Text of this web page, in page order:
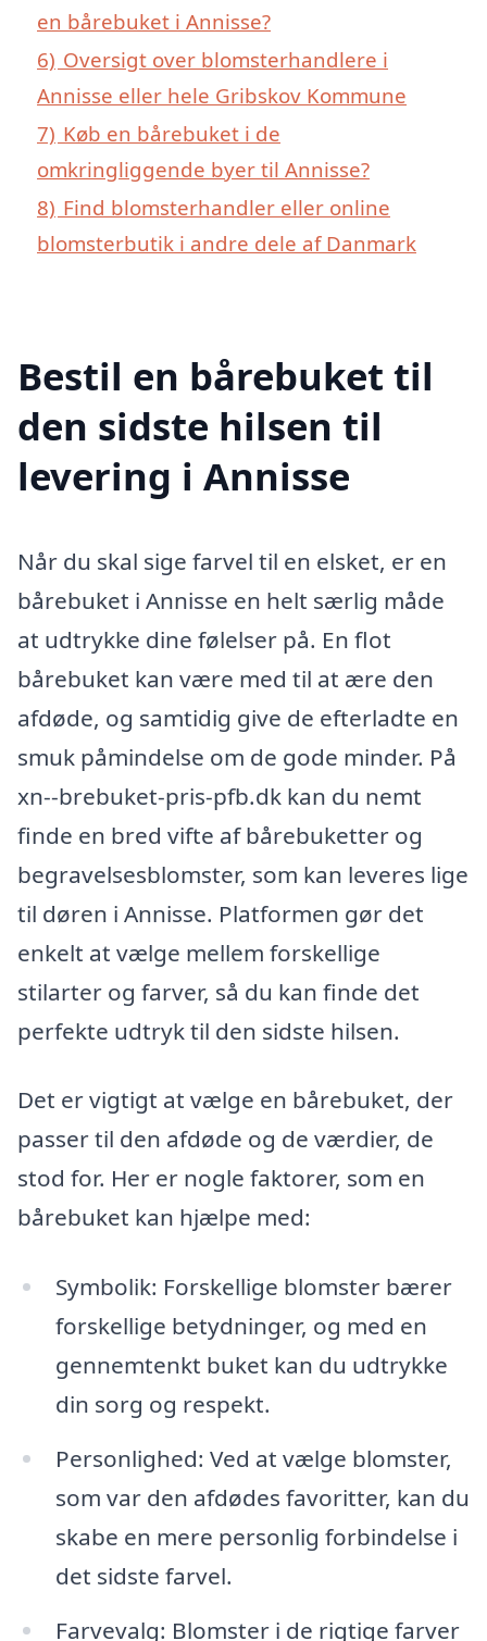
en bårebuket i Annisse?
6) Oversigt over blomsterhandlere i
Annisse eller hele Gribskov Kommune
7) Køb en bårebuket i de
omkringliggende byer til Annisse?
8) Find blomsterhandler eller online
blomsterbutik i andre dele af Danmark
Bestil en bårebuket til
den sidste hilsen til
levering i Annisse
Når du skal sige farvel til en elsket, er en
bårebuket i Annisse en helt særlig måde
at udtrykke dine følelser på. En flot
bårebuket kan være med til at ære den
afdøde, og samtidig give de efterladte en
smuk påmindelse om de gode minder. På
xn--brebuket-pris-pfb.dk kan du nemt
finde en bred vifte af bårebuketter og
begravelsesblomster, som kan leveres lige
til døren i Annisse. Platformen gør det
enkelt at vælge mellem forskellige
stilarter og farver, så du kan finde det
perfekte udtryk til den sidste hilsen.
Det er vigtigt at vælge en bårebuket, der
passer til den afdøde og de værdier, de
stod for. Her er nogle faktorer, som en
bårebuket kan hjælpe med:
Symbolik: Forskellige blomster bærer
forskellige betydninger, og med en
gennemtenkt buket kan du udtrykke
din sorg og respekt.
Personlighed: Ved at vælge blomster,
som var den afdødes favoritter, kan du
skabe en mere personlig forbindelse i
det sidste farvel.
Farvevalg: Blomster i de rigtige farver